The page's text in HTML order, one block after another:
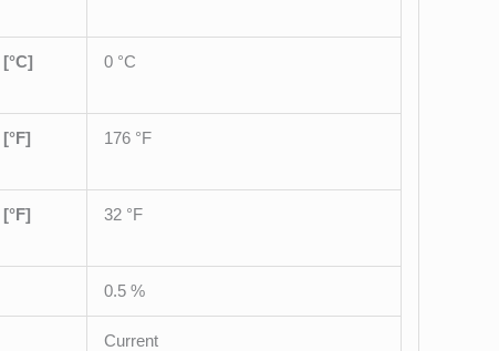
0 °C
176 °F
32 °F
0.5 %
Current